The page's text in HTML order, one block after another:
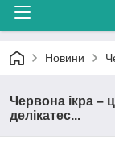
Новини
Червона ікра –
делікатес...